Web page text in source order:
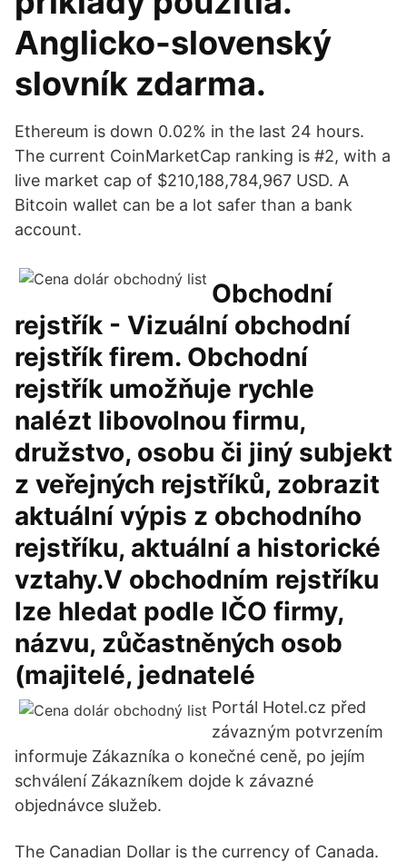
Anglicko-slovenský
slovník zdarma.
Ethereum is down 0.02% in the last 24 hours.
The current CoinMarketCap ranking is #2, with a
live market cap of $210,188,784,967 USD. A
Bitcoin wallet can be a lot safer than a bank
account.
Obchodní
rejstřík - Vizuální obchodní
rejstřík firem. Obchodní
rejstřík umožňuje rychle
nalézt libovolnou firmu,
družstvo, osobu či jiný subjekt
z veřejných rejstříků, zobrazit
aktuální výpis z obchodního
rejstříku, aktuální a historické
vztahy.V obchodním rejstříku
lze hledat podle IČO firmy,
názvu, zůčastněných osob
(majitelé, jednatelé
Portál Hotel.cz před
závazným potvrzením
informuje Zákazníka o konečné ceně, po jejím
schválení Zákazníkem dojde k závazné
objednávce služeb.
The Canadian Dollar is the currency of Canada.